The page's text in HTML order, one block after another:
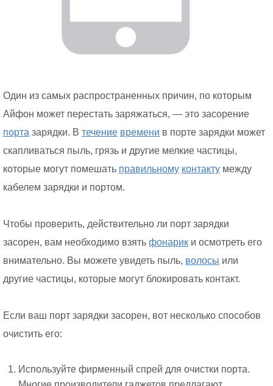
Один из самых распространенных причин, по которым
Айфон может перестать заряжаться, — это засорение
порта зарядки. В течение времени в порте зарядки может
скапливаться пыль, грязь и другие мелкие частицы,
которые могут помешать правильному контакту между
кабелем зарядки и портом.
Чтобы проверить, действительно ли порт зарядки
засорен, вам необходимо взять фонарик и осмотреть его
внимательно. Вы можете увидеть пыль, волосы или
другие частицы, которые могут блокировать контакт.
Если ваш порт зарядки засорен, вот несколько способов
очистить его:
Используйте фирменный спрей для очистки порта.